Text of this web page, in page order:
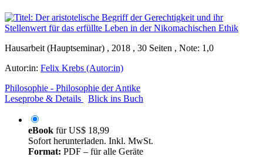
Hausarbeit (Hauptseminar) , 2018 , 30 Seiten , Note: 1,0
Autor:in: Felix Krebs (Autor:in)
Philosophie - Philosophie der Antike
Leseprobe & Details
Blick ins Buch
eBook fürUS$ 18,99
Sofort herunterladen. Inkl. MwSt.
Format: PDF – für alle Geräte